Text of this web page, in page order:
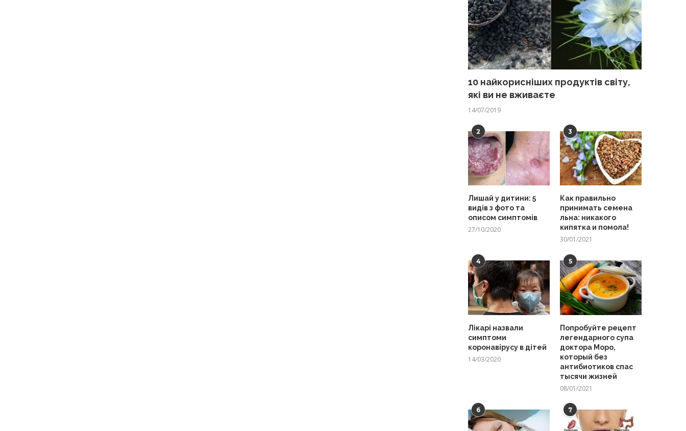
10 найкорисніших продуктів світу,
які ви не вживаєте
14/07/2019
2
Лишай у дитини: 5
видів з фото та
описом симптомів
27/10/2020
3
Как правильно
принимать семена
льна: никакого
кипятка и помола!
30/01/2021
4
Лікарі назвали
симптоми
коронавірусу в дітей
14/03/2020
5
Попробуйте рецепт
легендарного супа
доктора Моро,
который без
антибиотиков спас
тысячи жизней
08/01/2021
6 7